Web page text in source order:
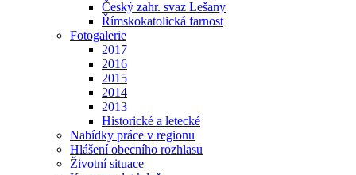
Český zahr. svaz Lešany
Římskokatolická farnost
Fotogalerie
2017
2016
2015
2014
2013
Historické a letecké
Nabídky práce v regionu
Hlášení obecního rozhlasu
Životní situace